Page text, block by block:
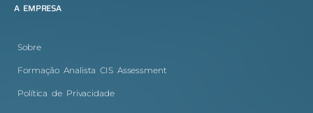
A EMPRESA
Sobre
Formação Analista CIS Assessment
Política de Privacidade